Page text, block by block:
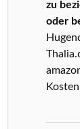
zu
oder